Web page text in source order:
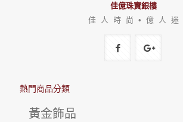
佳億珠寶銀樓
佳 人 時 尚 • 億 人 迷
熱門商品分類
黃金飾品